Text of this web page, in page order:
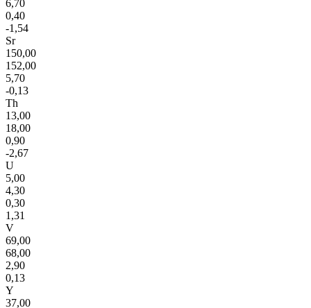
6,70
0,40
-1,54
Sr
150,00
152,00
5,70
-0,13
Th
13,00
18,00
0,90
-2,67
U
5,00
4,30
0,30
1,31
V
69,00
68,00
2,90
0,13
Y
37,00